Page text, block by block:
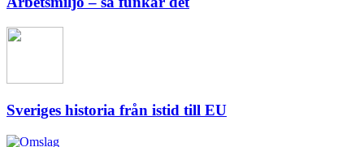
Sveriges historia från istid till EU